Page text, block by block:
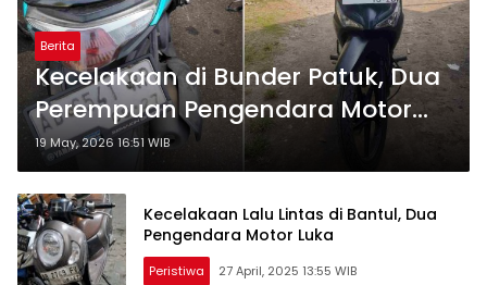
Berita
Kecelakaan di Bunder Patuk, Dua
Perempuan Pengendara Motor
Alami Luka
19 May, 2026 16:51 WIB
Kecelakaan Lalu Lintas di Bantul, Dua
Pengendara Motor Luka
Peristiwa 27 April, 2025 13:55 WIB